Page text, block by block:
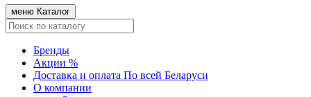
меню Каталог
Бренды
Акции %
Доставка и оплата По всей Беларуси
О компании